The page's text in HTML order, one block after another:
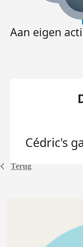
Terug
Aan eigen
Cédric's